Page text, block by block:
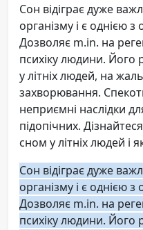
Сон відіграє дуже
організму і є однією
Дозволяє m.in. на
психіку людини. Його
у літніх людей, на
захворювання.
неприємні наслідки
підопічних.
сном у літніх людей і
Сон відіграє дуже
організму і є однією
Дозволяє m.in. на
психіку людини. Його